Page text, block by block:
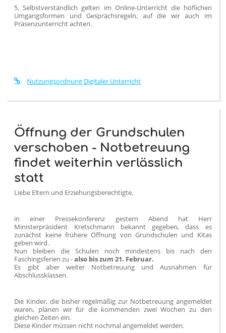
5. Selbstverständlich gelten im Online-Unterricht die höflichen
Umgangsformen und Gesprächsregeln, auf die wir auch im
Präsenzunterricht achten.
Nutzungsordnung Digitaler Unterricht
Öffnung der Grundschulen
verschoben - Notbetreuung
findet weiterhin verlässlich
statt
Liebe Eltern und Erziehungsberechtigte,
in einer Pressekonferenz gestern Abend hat Herr
Ministerpräsident Kretschmann bekannt gegeben, dass es
zunächst keine frühere Öffnung von Grundschulen und Kitas
geben wird.
Nun bleiben die Schulen noch mindestens bis nach den
Faschingsferien zu -also bis zum 21. Februar.
Es gibt aber weiter Notbetreuung und Ausnahmen für
Abschlussklassen.
Die Kinder, die bisher regelmäßig zur Notbetreuung angemeldet
waren, planen wir für die kommenden zwei Wochen zu den
gleichen Zeiten ein.
Diese Kinder müssen nicht nochmal angemeldet werden.